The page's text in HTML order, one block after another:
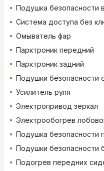
Подушка безопасности
Система доступа без
Омыватель фар
Парктроник передний
Парктроник задний
Подушки безопасности
Усилитель руля
Электропривод зеркал
Электрообогрев
Подушка безопасности
Подушки безопасности
Подогрев передних